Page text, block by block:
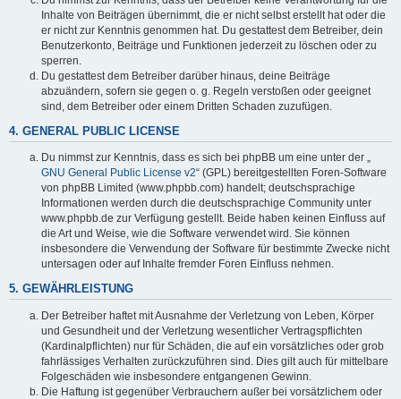
Inhalte von Beiträgen übernimmt, die er nicht selbst erstellt hat oder die
er nicht zur Kenntnis genommen hat. Du gestattest dem Betreiber, dein
Benutzerkonto, Beiträge und Funktionen jederzeit zu löschen oder zu
sperren.
Du gestattest dem Betreiber darüber hinaus, deine Beiträge
abzuändern, sofern sie gegen o. g. Regeln verstoßen oder geeignet
sind, dem Betreiber oder einem Dritten Schaden zuzufügen.
4. GENERAL PUBLIC LICENSE
Du nimmst zur Kenntnis, dass es sich bei phpBB um eine unter der „
GNU General Public License v2“ (GPL) bereitgestellten Foren-Software
von phpBB Limited (www.phpbb.com) handelt; deutschsprachige
Informationen werden durch die deutschsprachige Community unter
www.phpbb.de zur Verfügung gestellt. Beide haben keinen Einfluss auf
die Art und Weise, wie die Software verwendet wird. Sie können
insbesondere die Verwendung der Software für bestimmte Zwecke nicht
untersagen oder auf Inhalte fremder Foren Einfluss nehmen.
5. GEWÄHRLEISTUNG
Der Betreiber haftet mit Ausnahme der Verletzung von Leben, Körper
und Gesundheit und der Verletzung wesentlicher Vertragspflichten
(Kardinalpflichten) nur für Schäden, die auf ein vorsätzliches oder grob
fahrlässiges Verhalten zurückzuführen sind. Dies gilt auch für mittelbare
Folgeschäden wie insbesondere entgangenen Gewinn.
Die Haftung ist gegenüber Verbrauchern außer bei vorsätzlichem oder